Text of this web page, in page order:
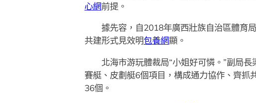
心網前提。
據先容，自2018年廣西壯族自治區體育局
共建形式見效明包養網顯。
北海市游玩體裁局“小姐好可憐。”副局長
賽艇、皮劃艇6個項目，構成通力協作、齊抓
36個。